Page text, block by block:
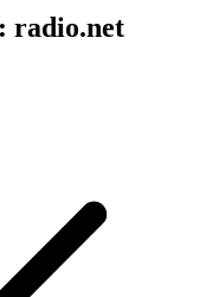
radio.net